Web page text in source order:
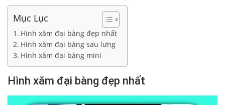
Mục Lục
Hình xăm đại bàng đẹp nhất
Hình xăm đại bàng sau lưng
Hình xăm đại bàng mini
Hình xăm đại bàng đẹp nhất